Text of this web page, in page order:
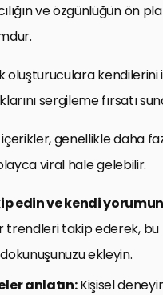
ve özgünlüğün ön
oluşturuculara kendilerini
sergileme fırsatı
içerikler, genellikle daha
viral hale gelebilir.
edin ve kendi
trendleri takip ederek,
ekleyin.
anlatın:Kişisel